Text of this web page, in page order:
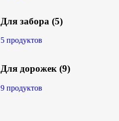
Для забора (5)
5 продуктов
Для дорожек (9)
9 продуктов